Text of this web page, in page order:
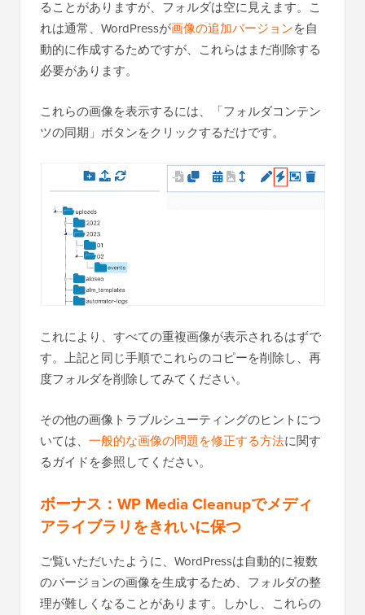
ることがありますが、フォルダは空に見えます。こ
れは通常、WordPressが画像の追加バージョンを自
動的に作成するためですが、これらはまだ削除する
必要があります。
これらの画像を表示するには、「フォルダコンテン
ツの同期」ボタンをクリックするだけです。
これにより、すべての重複画像が表示されるはずで
す。上記と同じ手順でこれらのコピーを削除し、再
度フォルダを削除してみてください。
その他の画像トラブルシューティングのヒントにつ
いては、 一般的な画像の問題を修正する方法に関す
るガイドを参照してください。
ボーナス：WP Media Cleanupでメディ
アライブラリをきれいに保つ
ご覧いただいたように、WordPressは自動的に複数
のバージョンの画像を生成するため、フォルダの整
理が難しくなることがあります。しかし、これらの